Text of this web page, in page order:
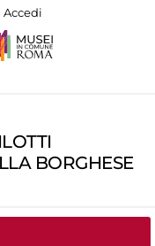
Accedi
BORGHESE